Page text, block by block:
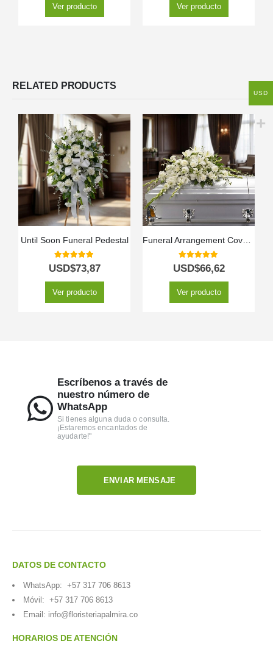
Ver producto Ver producto
RELATED PRODUCTS
Until Soon Funeral Pedestal
5.00out of 5
USD$73,87
Ver producto
Funeral Arrangement Covers Assumption Box
5.00out of 5
USD$66,62
Ver producto
Escríbenos a través de
nuestro número de
WhatsApp
Si tienes alguna duda o consulta.
¡Estaremos encantados de
ayudarte!"
ENVIAR MENSAJE
DATOS DE CONTACTO
WhatsApp: +57 317 706 8613
Móvil: +57 317 706 8613
Email: info@floristeriapalmira.co
HORARIOS DE ATENCIÓN
USD